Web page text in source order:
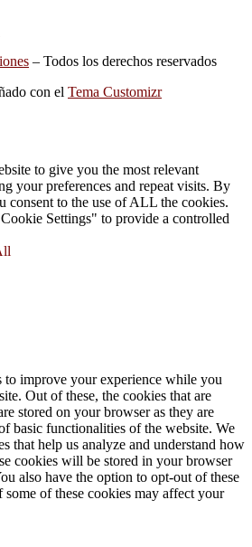
– Todos los derechos reservados
con el Tema Customizr
to give you the most relevant
your preferences and repeat visits. By
to the use of ALL the cookies.
Settings" to provide a controlled
to improve your experience while you
Out of these, the cookies that are
stored on your browser as they are
basic functionalities of the website. We
that help us analyze and understand how
cookies will be stored in your browser
also have the option to opt-out of these
of these cookies may affect your